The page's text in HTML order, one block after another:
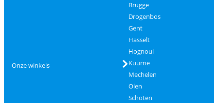
Onze winkels
Brugge
Drogenbos
Gent
Hasselt
Hognoul
Kuurne
Mechelen
Olen
Schoten